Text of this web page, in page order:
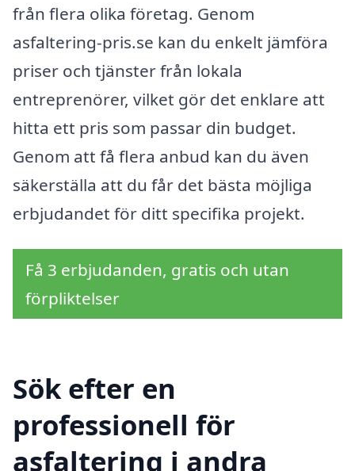
från flera olika företag. Genom
asfaltering-pris.se kan du enkelt jämföra
priser och tjänster från lokala
entreprenörer, vilket gör det enklare att
hitta ett pris som passar din budget.
Genom att få flera anbud kan du även
säkerställa att du får det bästa möjliga
erbjudandet för ditt specifika projekt.
Få 3 erbjudanden, gratis och utan
förpliktelser
Sök efter en
professionell för
asfaltering i andra